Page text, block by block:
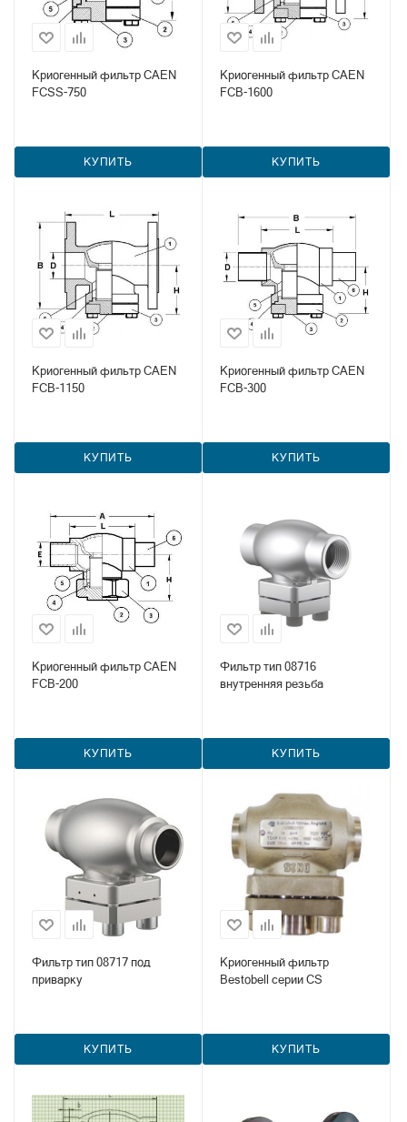
Криогенный фильтр CAEN
FCSS-750
КУПИТЬ
Криогенный фильтр CAEN
FCB-1600
КУПИТЬ
Криогенный фильтр CAEN
FCB-1150
КУПИТЬ
Криогенный фильтр CAEN
FCB-300
КУПИТЬ
Криогенный фильтр CAEN
FCB-200
КУПИТЬ
Фильтр тип 08716
внутренняя резьба
КУПИТЬ
Фильтр тип 08717 под
приварку
КУПИТЬ
Криогенный фильтр
Bestobell серии CS
КУПИТЬ